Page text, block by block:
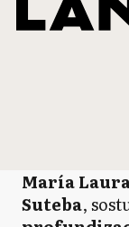
María
Suteba,